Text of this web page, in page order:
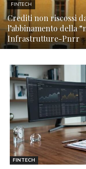
FINTECH
Crediti non riscossi
l’abbinamento della
Infrastrutture-Pnrr
FINTECH